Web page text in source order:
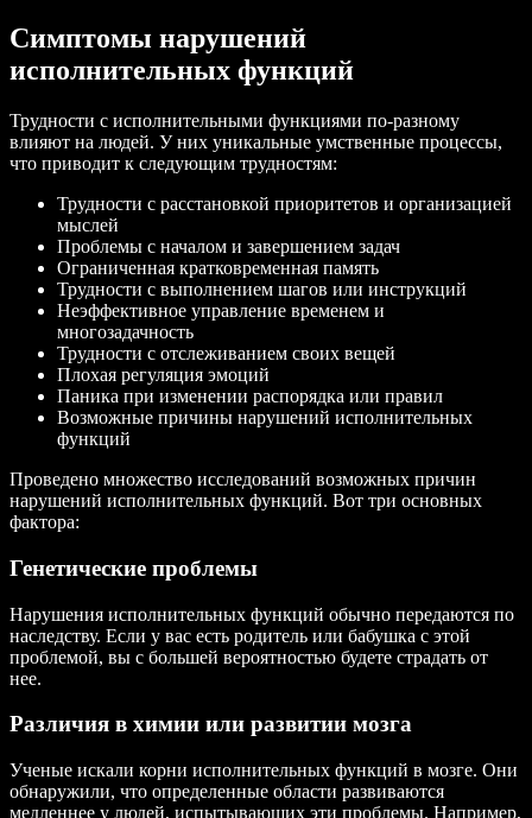
Симптомы нарушений
исполнительных функций
Трудности с исполнительными функциями по-разному
влияют на людей. У них уникальные умственные процессы,
что приводит к следующим трудностям:
Трудности с расстановкой приоритетов и организацией
мыслей
Проблемы с началом и завершением задач
Ограниченная кратковременная память
Трудности с выполнением шагов или инструкций
Неэффективное управление временем и
многозадачность
Трудности с отслеживанием своих вещей
Плохая регуляция эмоций
Паника при изменении распорядка или правил
Возможные причины нарушений исполнительных
функций
Проведено множество исследований возможных причин
нарушений исполнительных функций. Вот три основных
фактора:
Генетические проблемы
Нарушения исполнительных функций обычно передаются по
наследству. Если у вас есть родитель или бабушка с этой
проблемой, вы с большей вероятностью будете страдать от
нее.
Различия в химии или развитии мозга
Ученые искали корни исполнительных функций в мозге. Они
обнаружили, что определенные области развиваются
медленнее у людей, испытывающих эти проблемы. Например,